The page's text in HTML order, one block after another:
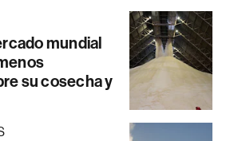
mundial
su cosecha y